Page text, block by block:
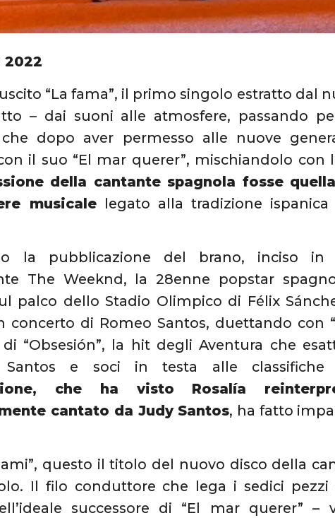
2022
“La fama”, il primo singolo estratto dal
– dai suoni alle atmosfere, passando
dopo aver permesso alle nuove
il suo “El mar querer”, mischiandolo con
della cantante spagnola fosse
musicalelegato alla tradizione ispanica
la pubblicazione del brano, inciso in
The Weeknd, la 28enne popstar
palco dello Stadio Olimpico di Félix
concerto di Romeo Santos, duettando con
“Obsesión”, la hit degli Aventura che
Santos e soci in testa alle classifiche
che ha visto Rosalía
cantato da Judy Santos, ha fatto
questo il titolo del nuovo disco della
Il filo conduttore che lega i sedici pezzi
successore di “El mar querer”